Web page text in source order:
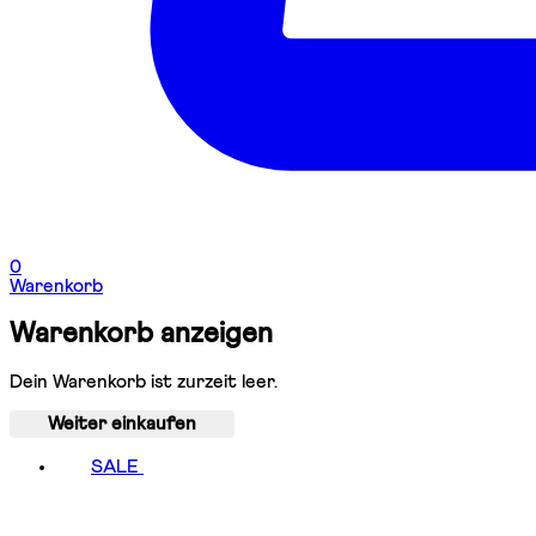
0
Warenkorb
Warenkorb anzeigen
Dein Warenkorb ist zurzeit leer.
Weiter einkaufen
SALE